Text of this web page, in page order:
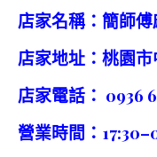
店家名稱：簡師
店家地址：桃園
店家電話： 0936
營業時間：